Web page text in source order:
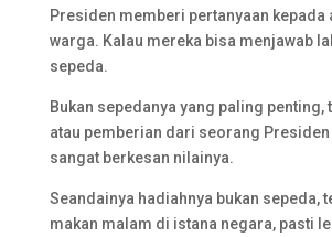
Presiden memberi pertanyaan kepada
warga. Kalau mereka bisa menjawab
sepeda.
Bukan sepedanya yang paling penting,
atau pemberian dari seorang Presiden
sangat berkesan nilainya.
Seandainya hadiahnya bukan sepeda,
makan malam di istana negara, pasti